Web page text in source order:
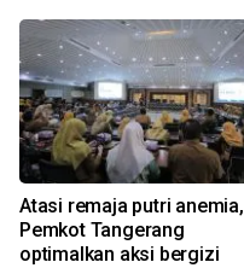
Atasi remaja putri anemia,
Pemkot Tangerang
optimalkan aksi bergizi